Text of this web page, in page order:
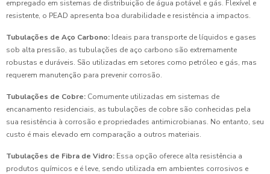
empregado em sistemas de distribuição de água potável e gás. Flexível e
resistente, o PEAD apresenta boa durabilidade e resistência a impactos.
Tubulações de Aço Carbono: Ideais para transporte de líquidos e gases
sob alta pressão, as tubulações de aço carbono são extremamente
robustas e duráveis. São utilizadas em setores como petróleo e gás, mas
requerem manutenção para prevenir corrosão.
Tubulações de Cobre: Comumente utilizadas em sistemas de
encanamento residenciais, as tubulações de cobre são conhecidas pela
sua resistência à corrosão e propriedades antimicrobianas. No entanto, seu
custo é mais elevado em comparação a outros materiais.
Tubulações de Fibra de Vidro: Essa opção oferece alta resistência a
produtos químicos e é leve, sendo utilizada em ambientes corrosivos e